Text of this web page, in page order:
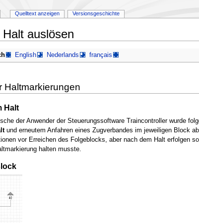
auslösen
English Nederlands français
Haltmarkierungen
Halt
der Anwender der Steuerungssoftware Traincontroller wurde
und erneutem Anfahren eines Zugverbandes im jeweiligen Block
vor Erreichen des Folgeblocks, aber nach dem Halt erfolgen
halten musste.
Quelltext anzeigen Versionsgeschichte